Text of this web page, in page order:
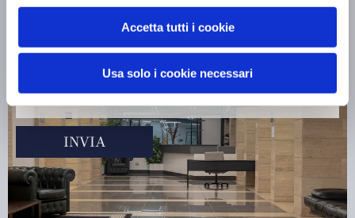
Accetta tutti i cookie
Usa solo i cookie necessari
Iscriviti alla nostra
newsletter!
INVIA